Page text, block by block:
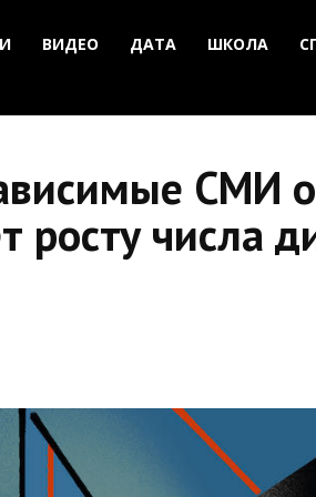
ВИДЕО ДАТА ШКОЛА
СМИ
росту числа